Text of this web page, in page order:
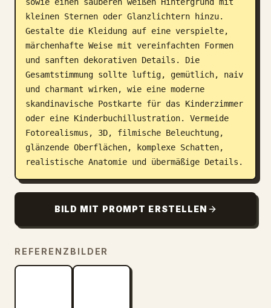
kleinen Sternen oder Glanzlichtern hinzu.
Gestalte die Kleidung auf eine verspielte,
märchenhafte Weise mit vereinfachten Formen
und sanften dekorativen Details. Die
Gesamtstimmung sollte luftig, gemütlich, naiv
und charmant wirken, wie eine moderne
skandinavische Postkarte für das Kinderzimmer
oder eine Kinderbuchillustration. Vermeide
Fotorealismus, 3D, filmische Beleuchtung,
glänzende Oberflächen, komplexe Schatten,
realistische Anatomie und übermäßige Details.
BILD MIT PROMPT ERSTELLEN
REFERENZBILDER